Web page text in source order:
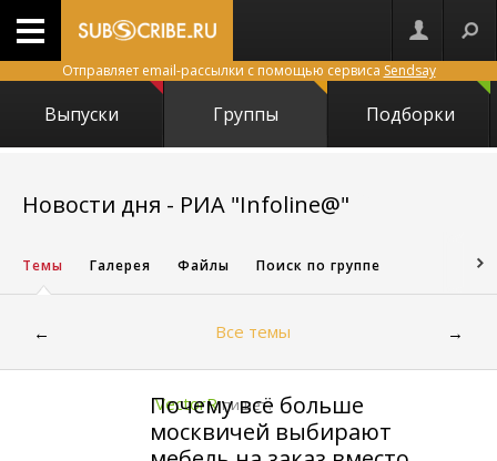
Отправляет email-рассылки с помощью сервиса Sendsay
Выпуски Группы Подборки
Новости дня - РИА "Infoline@"
Темы Галерея Файлы Поиск по группе
← Все темы →
VectorR пишет:
Почему всё больше
москвичей выбирают